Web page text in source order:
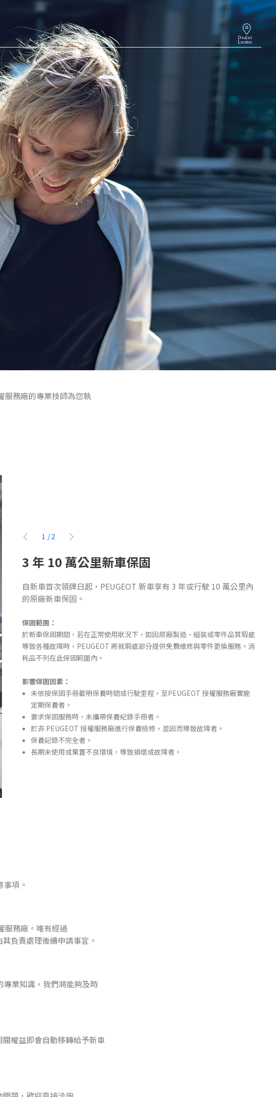
服務廠的專業技師為您執
3 年 10 萬公里新車保固
自新車首次領牌日起，PEUGEOT 新車享有 3 年或行駛 10 萬公里內
的原廠新車保固。
保固範圍：
於新車保固期間，若在正常使用狀況下，如因原廠製造、組裝或零件品質瑕疵
導致各種故障時，PEUGEOT 將就瑕疵部分提供免費維修與零件更換服務。消
耗品不列在此保固範圍內。
影響保固因素：
未依按保固手冊載明保養時間或行駛里程，至PEUGEOT 授權服務廠實施
定期保養者。
要求保固服務時，未攜帶保養紀錄手冊者。
於非 PEUGEOT 授權服務廠進行保養檢修，並因而導致故障者。
保養記錄不完全者。
長期未使用或棄置不良環境，導致損壞或故障者。
1 /2
項。
服務廠。唯有經過
負責處理後續申請事宜。
專業知識，我們將能夠及時
權益即會自動移轉給予新車